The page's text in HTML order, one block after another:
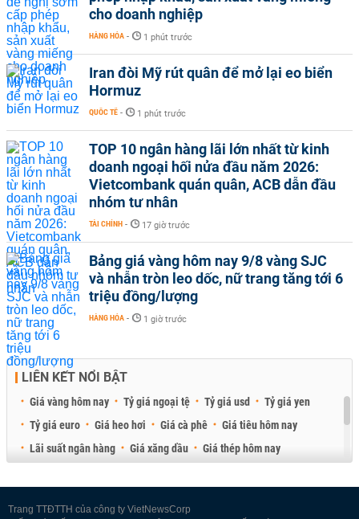
cho doanh nghiệp
HÀNG HÓA - 1 phút trước
Iran đòi Mỹ rút quân để mở lại eo biển
Hormuz
QUỐC TẾ - 1 phút trước
TOP 10 ngân hàng lãi lớn nhất từ kinh
doanh ngoại hối nửa đầu năm 2026:
Vietcombank quán quân, ACB dẫn đầu
nhóm tư nhân
TÀI CHÍNH - 17 giờ trước
Bảng giá vàng hôm nay 9/8 vàng SJC
và nhẫn tròn leo dốc, nữ trang tăng tới 6
triệu đồng/lượng
HÀNG HÓA - 1 giờ trước
LIÊN KẾT NỔI BẬT
Giá vàng hôm nay Tỷ giá ngoại tệ Tỷ giá usd
Tỷ giá yen
Tỷ giá euro
Giá heo hơi Giá cà phê
Giá tiêu hôm nay
Lãi suất ngân hàng
Giá xăng dầu
Giá thép hôm nay
Trang TTĐTTH của công ty VietNewsCorp